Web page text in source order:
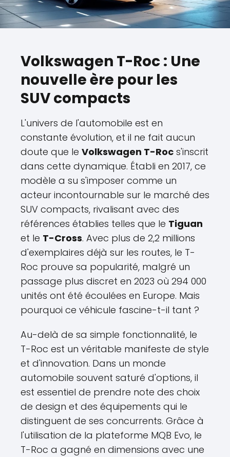
Volkswagen T-Roc : Une
nouvelle ère pour les
SUV compacts
L'univers de l'automobile est en
constante évolution, et il ne fait aucun
doute que le Volkswagen T-Roc s'inscrit
dans cette dynamique. Établi en 2017, ce
modèle a su s'imposer comme un
acteur incontournable sur le marché des
SUV compacts, rivalisant avec des
références établies telles que le Tiguan
et le T-Cross. Avec plus de 2,2 millions
d'exemplaires déjà sur les routes, le T-
Roc prouve sa popularité, malgré un
passage plus discret en 2023 où 294 000
unités ont été écoulées en Europe. Mais
pourquoi ce véhicule fascine-t-il tant ?
Au-delà de sa simple fonctionnalité, le
T-Roc est un véritable manifeste de style
et d'innovation. Dans un monde
automobile souvent saturé d'options, il
est essentiel de prendre note des choix
de design et des équipements qui le
distinguent de ses concurrents. Grâce à
l'utilisation de la plateforme MQB Evo, le
T-Roc a gagné en dimensions avec une